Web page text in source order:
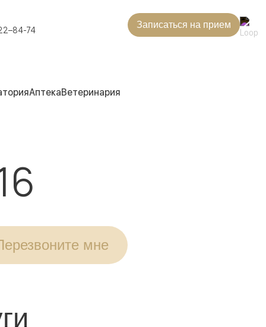
74 Записаться на прием
АптекаВетеринария
мне